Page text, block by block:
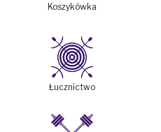
Koszykówka
Łucznictwo